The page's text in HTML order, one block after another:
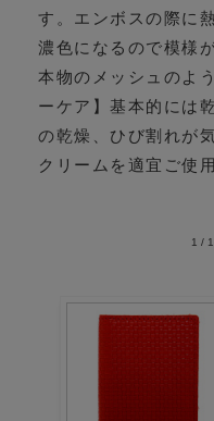
す。エンボスの際に
濃色になるので模様
本物のメッシュのよ
ーケア】基本的には
の乾燥、ひび割れが
クリームを適宜ご使
1 /